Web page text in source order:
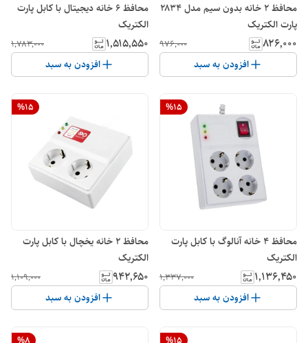
محافظ 2 خانه بدون سیم مدل ۲۸۳۴
پارت الکتریک
۸۲۶٬۰۰۰ ۹۷۶٬۰۰۰
افزودن به سبد
محافظ 6 خانه دیجیتال با کابل پارت
الکتریک
۱٬۵۱۵٬۵۵۰ ۱٬۷۸۳٬۰۰۰
افزودن به سبد
%15
محافظ 4 خانه آنالوگ با کابل پارت
الکتریک
۱٬۱۳۶٬۴۵۰ ۱٬۳۳۷٬۰۰۰
افزودن به سبد
%15
محافظ 2 خانه یخچال با کابل پارت
الکتریک
۹۴۲٬۶۵۰ ۱٬۱۰۹٬۰۰۰
افزودن به سبد
%15
%8